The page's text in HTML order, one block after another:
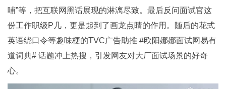
哺”等，把互联网黑话展现的淋漓尽致。最后反问面试官这
份工作职级P几，更是起到了画龙点睛的作用。随后的花式
英语绕口令等趣味梗的TVC广告助推 #欧阳娜娜面试网易有
道词典# 话题冲上热搜，引发网友对大厂面试场景的好奇
心。